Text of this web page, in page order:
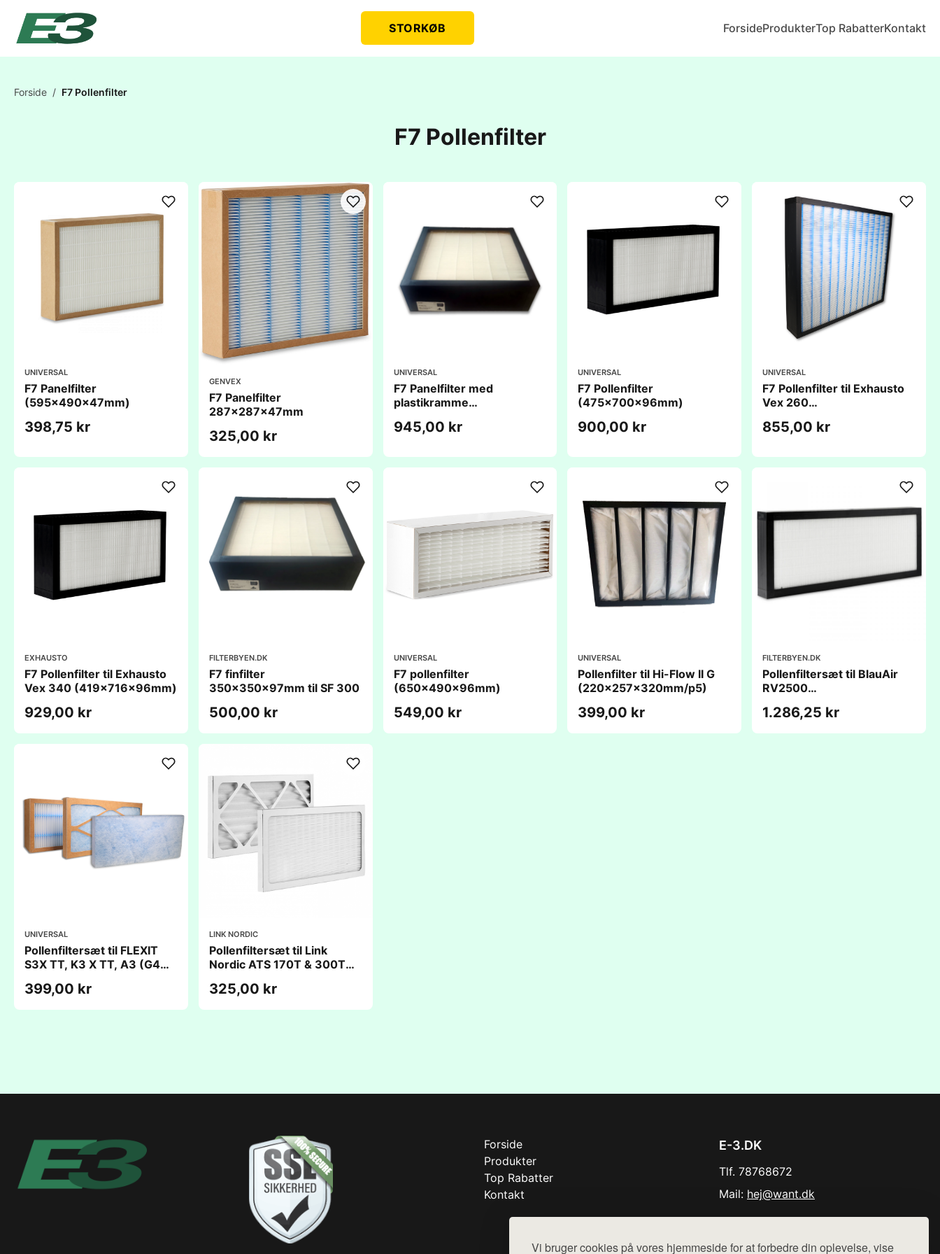
Vi bruger cookies på vores hjemmeside for at forbedre din oplevelse, vise
STORKØB ForsideProdukterTop RabatterKontakt
Forside / F7 Pollenfilter
F7 Pollenfilter
UNIVERSAL
F7 Panelfilter
(595x490x47mm)
398,75 kr
GENVEX
F7 Panelfilter
287x287x47mm
325,00 kr
UNIVERSAL
F7 Panelfilter med
plastikramme
945,00 kr
UNIVERSAL
F7 Pollenfilter
(475x700x96mm)
900,00 kr
UNIVERSAL
F7 Pollenfilter til Exhausto
Vex 260
855,00 kr
EXHAUSTO
F7 Pollenfilter til Exhausto
Vex 340 (419x716x96mm)
929,00 kr
FILTERBYEN.DK
F7 finfilter
350x350x97mm til SF 300
500,00 kr
UNIVERSAL
F7 pollenfilter
(650x490x96mm)
549,00 kr
UNIVERSAL
Pollenfilter til Hi-Flow II G
(220x257x320mm/p5)
399,00 kr
FILTERBYEN.DK
Pollenfiltersæt til BlauAir
RV2500
1.286,25 kr
UNIVERSAL
Pollenfiltersæt til FLEXIT
S3X TT, K3 X TT, A3 (G4
255x130x70mm)
399,00 kr
LINK NORDIC
Pollenfiltersæt til Link
Nordic ATS 170T & 300T
325,00 kr
Forside
Produkter
Top Rabatter
Kontakt
E-3.DK
Tlf. 78768672
Mail: hej@want.dk